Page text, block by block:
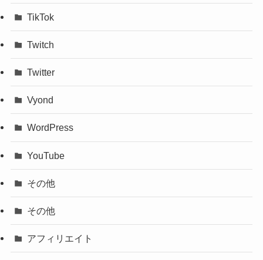
TikTok
Twitch
Twitter
Vyond
WordPress
YouTube
その他
その他
アフィリエイト